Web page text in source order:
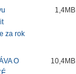
za rok
1,4MB
O
10,4MB